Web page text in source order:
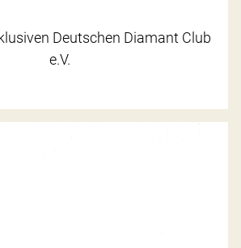
Deutschen Diamant Club
e.V.